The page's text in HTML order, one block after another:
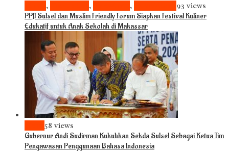
, , , 93 views
PPJI Sulsel dan Muslim Friendly Forum Siapkan Festival Kuliner
Edukatif untuk Anak Sekolah di Makassar
58 views
Gubernur Andi Sudirman Kukuhkan Sekda Sulsel Sebagai Ketua Tim
Pengawasan Penggunaan Bahasa Indonesia